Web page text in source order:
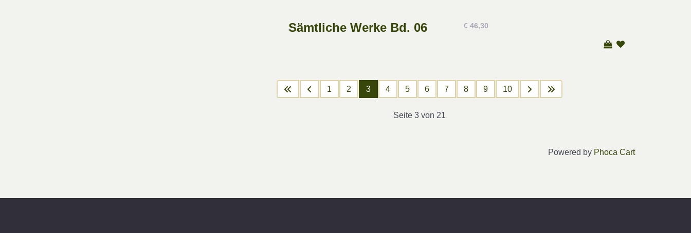
Sämtliche Werke Bd. 06 € 46,30
1 2 3 4 5 6 7 8 9 10
Seite 3 von 21
Powered by Phoca Cart